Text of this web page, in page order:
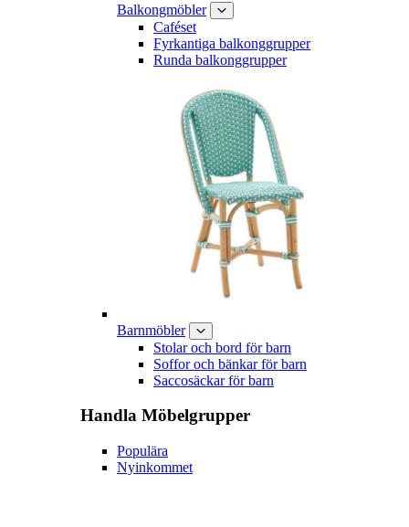
Balkongmöbler
Caféset
Fyrkantiga balkonggrupper
Runda balkonggrupper
Barnmöbler
Stolar och bord för barn
Soffor och bänkar för barn
Saccosäckar för barn
Handla Möbelgrupper
Populära
Nyinkommet